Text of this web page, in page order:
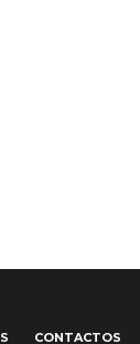
CONTACTOS